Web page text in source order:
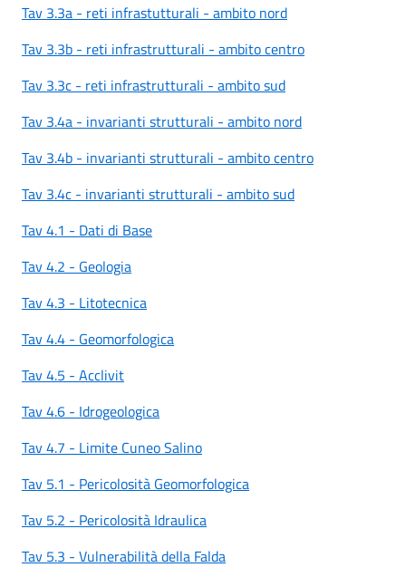
Tav 3.3a - reti infrastutturali - ambito nord
Tav 3.3b - reti infrastrutturali - ambito centro
Tav 3.3c - reti infrastrutturali - ambito sud
Tav 3.4a - invarianti strutturali - ambito nord
Tav 3.4b - invarianti strutturali - ambito centro
Tav 3.4c - invarianti strutturali - ambito sud
Tav 4.1 - Dati di Base
Tav 4.2 - Geologia
Tav 4.3 - Litotecnica
Tav 4.4 - Geomorfologica
Tav 4.5 - Acclivit
Tav 4.6 - Idrogeologica
Tav 4.7 - Limite Cuneo Salino
Tav 5.1 - Pericolosità Geomorfologica
Tav 5.2 - Pericolosità Idraulica
Tav 5.3 - Vulnerabilità della Falda